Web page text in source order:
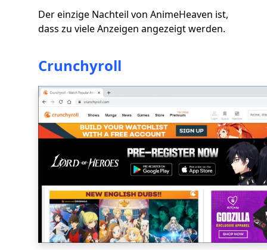
Der einzige Nachteil von AnimeHeaven ist,
dass zu viele Anzeigen angezeigt werden.
Crunchyroll